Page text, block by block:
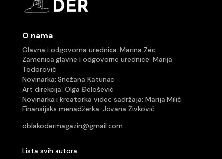
O nama
Glavna i odgovorna urednica: Marina Zec
Zamenica glavne i odgovorne urednice: Marija
Todorović
Novinarka: Snežana Katunac
Art direkcija: Olga Đelošević
Novinarka i kreatorka video sadržaja: Marija Milić
Finansijska menadžerka: Jovana Živković
oblakodermagazin@gmail.com
Lista svih autora